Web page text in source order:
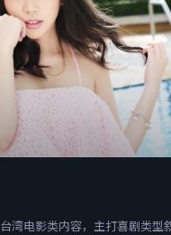
湾电影类内容，主打喜剧类型